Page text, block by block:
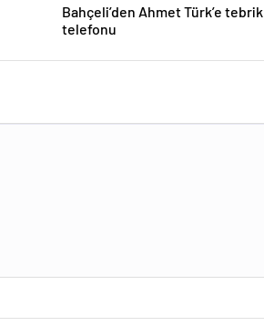
Bahçeli’den Ahmet Türk’e tebrik
telefonu